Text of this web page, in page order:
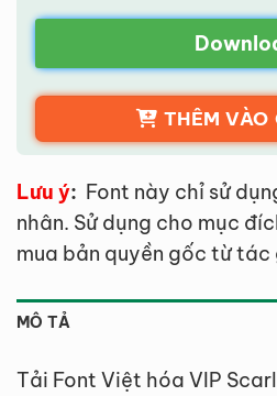
THÊM VÀO
Lưu ý: Font này chỉ sử
nhân. Sử dụng cho mục
mua bản quyền gốc từ tác
MÔ TẢ
Tải Font Việt hóa VIP